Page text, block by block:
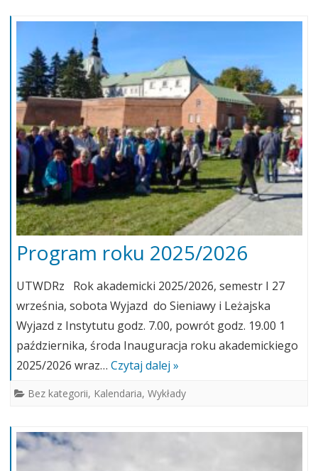
Program roku 2025/2026
UTWDRz Rok akademicki 2025/2026, semestr I 27
września, sobota Wyjazd do Sieniawy i Leżajska
Wyjazd z Instytutu godz. 7.00, powrót godz. 19.00 1
października, środa Inauguracja roku akademickiego
2025/2026 wraz… Czytaj dalej »
Bez kategorii, Kalendaria, Wykłady